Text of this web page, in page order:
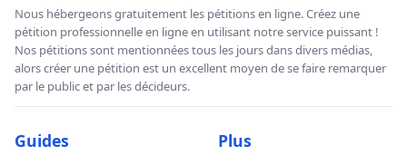
Nous hébergeons gratuitement les pétitions en ligne. Créez une
pétition professionnelle en ligne en utilisant notre service puissant !
Nos pétitions sont mentionnées tous les jours dans divers médias,
alors créer une pétition est un excellent moyen de se faire remarquer
par le public et par les décideurs.
Guides Plus